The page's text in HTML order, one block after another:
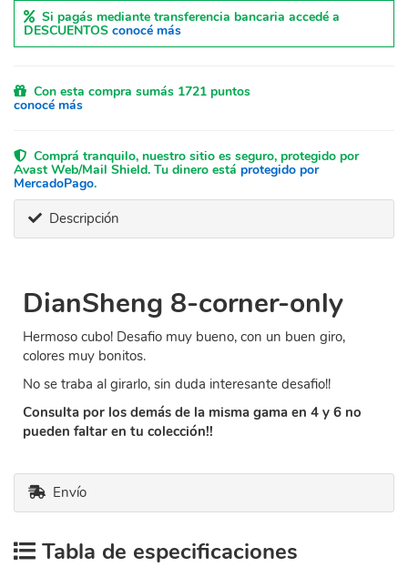
Si pagás mediante transferencia bancaria accedé a
DESCUENTOS conocé más
Con esta compra sumás 1721 puntos
conocé más
Comprá tranquilo, nuestro sitio es seguro, protegido por
Avast Web/Mail Shield. Tu dinero está protegido por
MercadoPago.
Descripción
DianSheng 8-corner-only
Hermoso cubo! Desafio muy bueno, con un buen giro,
colores muy bonitos.
No se traba al girarlo, sin duda interesante desafio!!
Consulta por los demás de la misma gama en 4 y 6 no
pueden faltar en tu colección!!
Envío
Tabla de especificaciones